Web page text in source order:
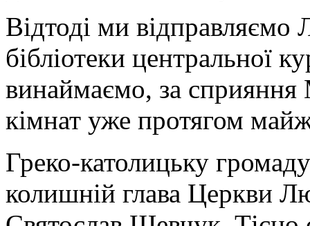
Відтоді ми відправляємо
бібліотеки центральної
винаймаємо, за
кімнат уже протягом
Греко-католицьку
колишній глава Церкви